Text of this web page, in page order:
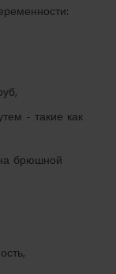
- такие как
брюшной